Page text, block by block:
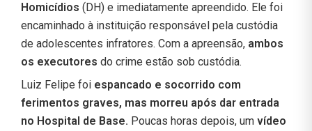
Homicídios (DH) e imediatamente apreendido. Ele foi
encaminhado à instituição responsável pela custódia
de adolescentes infratores. Com a apreensão, ambos
os executores do crime estão sob custódia.
Luiz Felipe foi espancado e socorrido com
ferimentos graves, mas morreu após dar entrada
no Hospital de Base. Poucas horas depois, um vídeo